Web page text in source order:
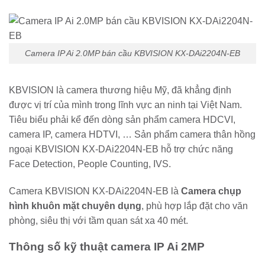
Camera IP Ai 2.0MP bán cầu KBVISION KX-DAi2204N-EB
KBVISION là camera thương hiệu Mỹ, đã khẳng định
được vị trí của mình trong lĩnh vực an ninh tại Việt Nam.
Tiêu biểu phải kể đến dòng sản phẩm camera HDCVI,
camera IP, camera HDTVI, … Sản phẩm camera thân hồng
ngoại KBVISION KX-DAi2204N-EB hỗ trợ chức năng
Face Detection, People Counting, IVS.
Camera KBVISION KX-DAi2204N-EB là Camera chụp
hình khuôn mặt chuyên dụng, phù hợp lắp đặt cho văn
phòng, siêu thị với tầm quan sát xa 40 mét.
Thông số kỹ thuật camera IP Ai 2MP